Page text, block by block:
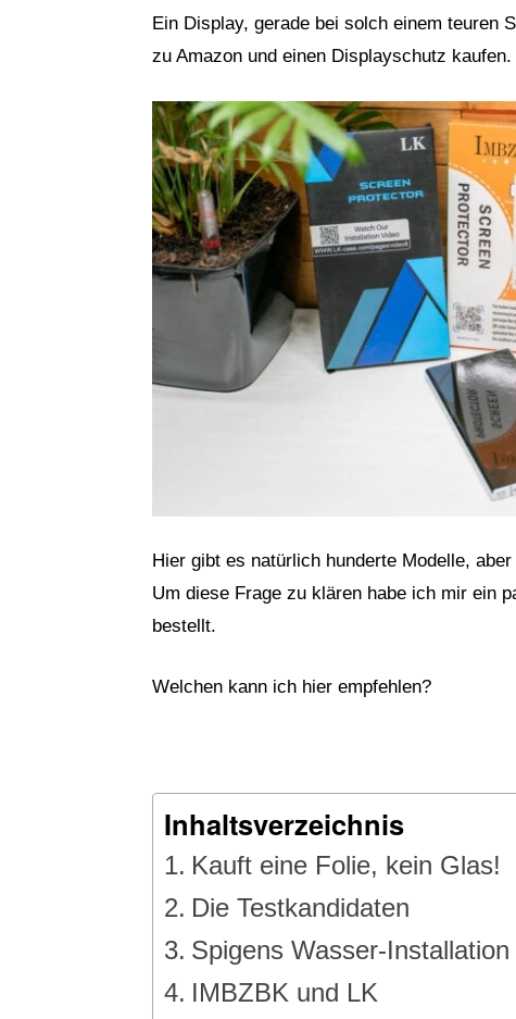
Ein Display, gerade bei solch einem teuren
zu Amazon und einen Displayschutz kaufen.
Hier gibt es natürlich hunderte Modelle,
Um diese Frage zu klären habe ich mir ein
bestellt.
Welchen kann ich hier empfehlen?
Inhaltsverzeichnis
Kauft eine Folie, kein Glas!
Die Testkandidaten
Spigens Wasser-Installation
IMBZBK und LK